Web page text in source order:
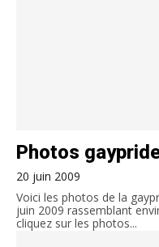
Photos
20 juin 2009
Voici les photos de la
juin 2009 rassemblant
cliquez sur les photos...